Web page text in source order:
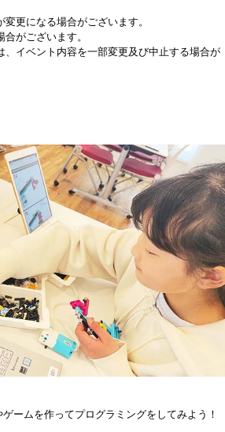
更になる場合がございます。
がございます。
イベント内容を一部変更及び中止する場合が
ームを作ってプログラミングをしてみよう！